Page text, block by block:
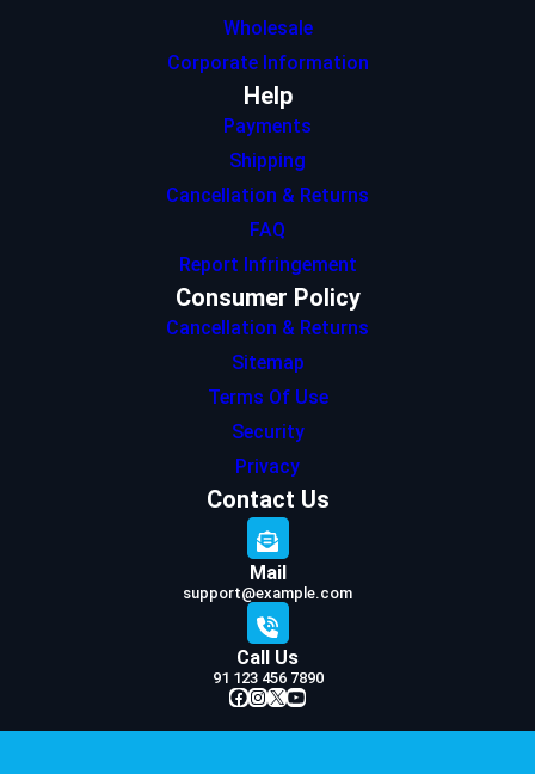
Wholesale
Corporate Information
Help
Payments
Shipping
Cancellation & Returns
FAQ
Report Infringement
Consumer Policy
Cancellation & Returns
Sitemap
Terms Of Use
Security
Privacy
Contact Us
Mail
support@example.com
Call Us
91 123 456 7890
Facebook InstagramX YouTube